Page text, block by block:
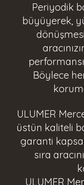
Periyodik
büyüyerek,
Böylece
ULUMER
üstün kaliteli
garanti
sıra
ULUMER